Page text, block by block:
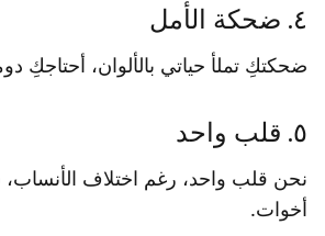
٤. ضحكة الأمل
ضحكتكِ تملأ حياتي بالألوان، أحتاجكِ
٥. قلب واحد
نحن قلب واحد، رغم اختلاف الأنساب،
أخوات.